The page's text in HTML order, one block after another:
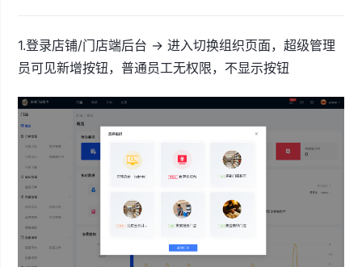
1.登录店铺/门店端后台 → 进入切换组织页面，超级管理
员可见新增按钮，普通员工无权限，不显示按钮